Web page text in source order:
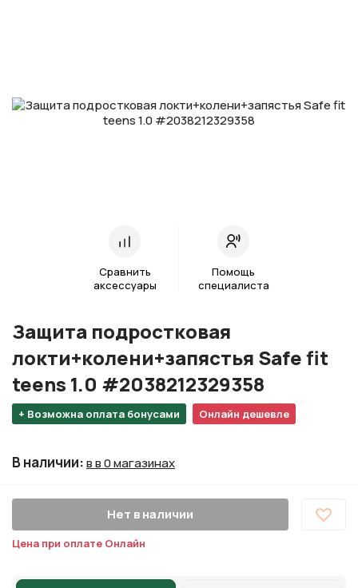
Сравнить
аксессуары
Помощь
специалиста
+ Возможна оплата бонусами Онлайн дешевле
Защита подростковая
локти+колени+запястья Safe fit
teens 1.0 #2038212329358
В наличии:в в 0 магазинах
Нет в наличии
Цена при оплате Онлайн